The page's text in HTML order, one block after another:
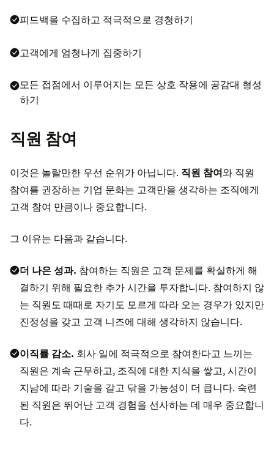
피드백을 수집하고 적극적으로 경청하기
고객에게 엄청나게 집중하기
모든 접점에서 이루어지는 모든 상호 작용에 공감대 형성
하기
직원 참여
이것은 놀랄만한 우선 순위가 아닙니다. 직원 참여와 직원
참여를 권장하는 기업 문화는 고객만을 생각하는 조직에게
고객 참여 만큼이나 중요합니다.
그 이유는 다음과 같습니다.
더 나은 성과. 참여하는 직원은 고객 문제를 확실하게 해
결하기 위해 필요한 추가 시간을 투자합니다. 참여하지 않
는 직원도 때때로 자기도 모르게 따라 오는 경우가 있지만
진정성을 갖고 고객 니즈에 대해 생각하지 않습니다.
이직률 감소. 회사 일에 적극적으로 참여한다고 느끼는
직원은 계속 근무하고, 조직에 대한 지식을 쌓고, 시간이
지남에 따라 기술을 갈고 닦을 가능성이 더 큽니다. 숙련
된 직원은 뛰어난 고객 경험을 선사하는 데 매우 중요합니
다.